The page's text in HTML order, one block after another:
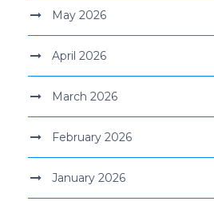
May 2026
April 2026
March 2026
February 2026
January 2026